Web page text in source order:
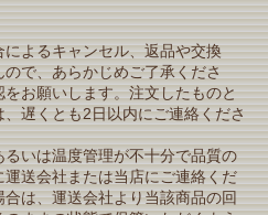
よるキャンセル、返品や交換
で、あらかじめご了承くださ
お願いします。注文したものと
遅くとも2日以内にご連絡くださ
いは温度管理が不十分で品質の
送会社または当店にご連絡くだ
は、運送会社より当該商品の回